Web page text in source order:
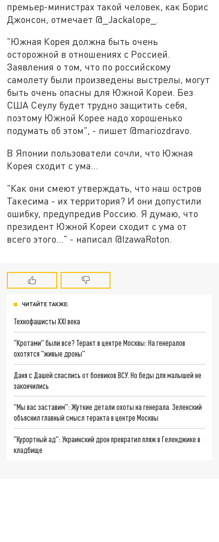
премьер-министрах такой человек, как Борис
Джонсон, отмечает @_Jackalope_.
"Южная Корея должна быть очень
осторожной в отношениях с Россией.
Заявления о том, что по российскому
самолету были произведены выстрелы, могут
быть очень опасны для Южной Кореи. Без
США Сеулу будет трудно защитить себя,
поэтому Южной Корее надо хорошенько
подумать об этом", - пишет @mariozdravo.
В Японии пользователи сочли, что Южная
Корея сходит с ума...
"Как они смеют утверждать, что наш остров
Такесима - их территория? И они допустили
ошибку, предупредив Россию. Я думаю, что
президент Южной Кореи сходит с ума от
всего этого..." - написал @IzawaRoton.
ЧИТАЙТЕ ТАКЖЕ:
Технофашисты XXI века
"Кротами" были все? Теракт в центре Москвы: На генералов
охотятся "живые дроны"
Даня с Дашей спаслись от боевиков ВСУ. Но беды для малышей не
закончились
"Мы вас заставим": Жуткие детали охоты на генерала. Зеленский
объяснил главный смысл теракта в центре Москвы
"Курортный ад": Украинский дрон превратил пляж в Геленджике в
кладбище